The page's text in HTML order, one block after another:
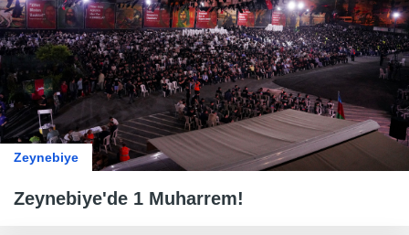
Zeynebiye
Zeynebiye'de 1 Muharrem!